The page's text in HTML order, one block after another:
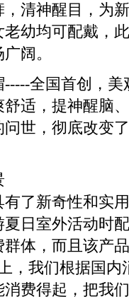
，清神醒目，为
老幼均可配戴，
阔。
-----全国首创，
舒适，提神醒脑
问世，彻底改变
有了新奇性和实
夏日室外活动时
群体，而且该产
，我们根据国
消费得起，把我